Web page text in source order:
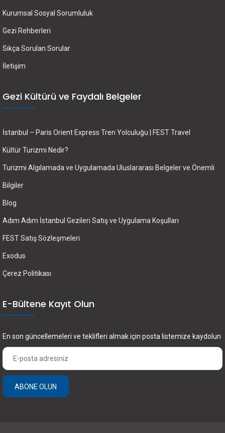
Kurumsal Sosyal Sorumluluk
Gezi Rehberleri
Sıkça Sorulan Sorular
İletişim
Gezi Kültürü ve Faydalı Belgeler
İstanbul – Paris Orient Express Tren Yolculuğu | FEST Travel
Kültür Turizmi Nedir?
Turizmi Algılamada ve Uygulamada Uluslararası Belgeler ve Önemli
Bilgiler
Blog
Adım Adım İstanbul Gezileri Satış ve Uygulama Koşulları
FEST Satış Sözleşmeleri
Exodus
Çerez Politikası
E-Bültene Kayıt Olun
En son güncellemeleri ve teklifleri almak için posta listemize kaydolun
ABONE OLUN